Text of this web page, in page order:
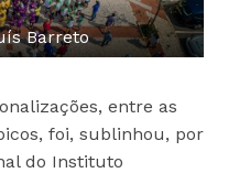
Barreto
entre as
foi, sublinhou, por
do Instituto